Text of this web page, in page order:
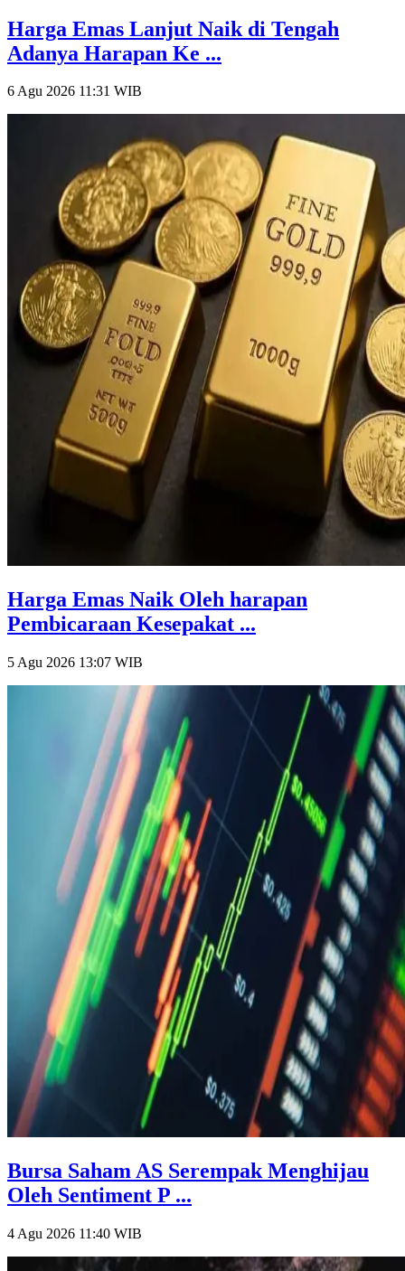
Harga Emas Lanjut Naik di Tengah
Adanya Harapan Ke ...
6 Agu 2026 11:31 WIB
Harga Emas Naik Oleh harapan
Pembicaraan Kesepakat ...
5 Agu 2026 13:07 WIB
Bursa Saham AS Serempak Menghijau
Oleh Sentiment P ...
4 Agu 2026 11:40 WIB